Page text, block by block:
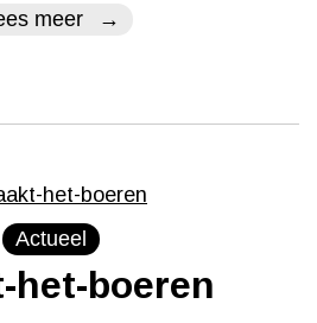
meer
Actueel
het-boeren